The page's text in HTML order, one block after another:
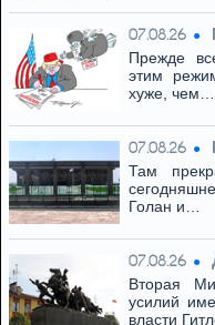
07.08.26
Прежде
этим
хуже, чем…
07.08.26
Там
Голан и…
07.08.26
Вторая
усилий
власти